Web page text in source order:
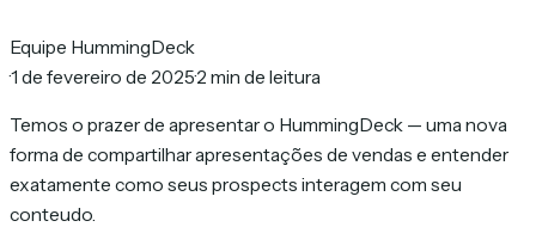
Equipe HummingDeck
·1 de fevereiro de 2025·2 min de leitura
Temos o prazer de apresentar o HummingDeck — uma nova
forma de compartilhar apresentações de vendas e entender
exatamente como seus prospects interagem com seu
conteudo.